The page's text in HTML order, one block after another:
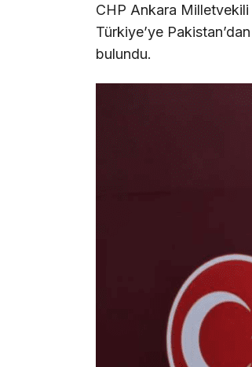
CHP Ankara Milletvekili
Türkiye’ye
bulundu.